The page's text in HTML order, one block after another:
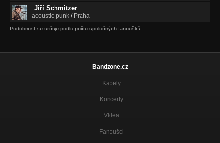
Jiří Schmitzer
acoustic-punk / Praha
Podobnost se určuje podle počtu společných fanoušků.
Bandzone.cz
Kapely
Koncerty
Videa
Fanoušci